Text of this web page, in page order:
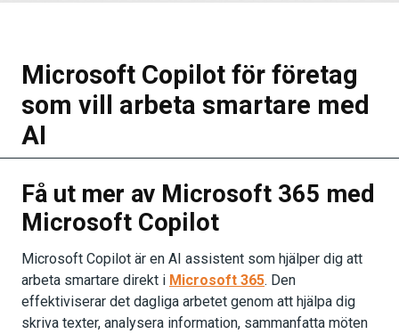
Microsoft Copilot för företag
som vill arbeta smartare med
AI
Få ut mer av Microsoft 365 med
Microsoft Copilot
Microsoft Copilot är en AI assistent som hjälper dig att
arbeta smartare direkt i Microsoft 365. Den
effektiviserar det dagliga arbetet genom att hjälpa dig
skriva texter, analysera information, sammanfatta möten